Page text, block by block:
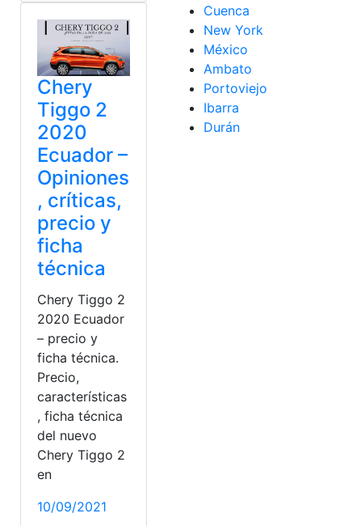
Precios
Chery
Tiggo 2
2020
Ecuador –
Opiniones
, críticas,
precio y
ficha
técnica
Chery Tiggo 2
2020 Ecuador
– precio y
ficha técnica.
Precio,
características
, ficha técnica
del nuevo
Chery Tiggo 2
en
10/09/2021
Cuenca
New York
México
Ambato
Portoviejo
Ibarra
Durán